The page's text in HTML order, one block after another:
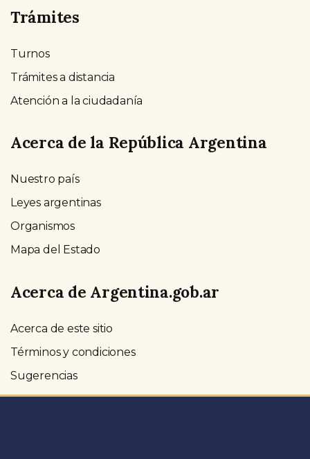
Trámites
Turnos
Trámites a distancia
Atención a la ciudadanía
Acerca de la República Argentina
Nuestro país
Leyes argentinas
Organismos
Mapa del Estado
Acerca de Argentina.gob.ar
Acerca de este sitio
Términos y condiciones
Sugerencias